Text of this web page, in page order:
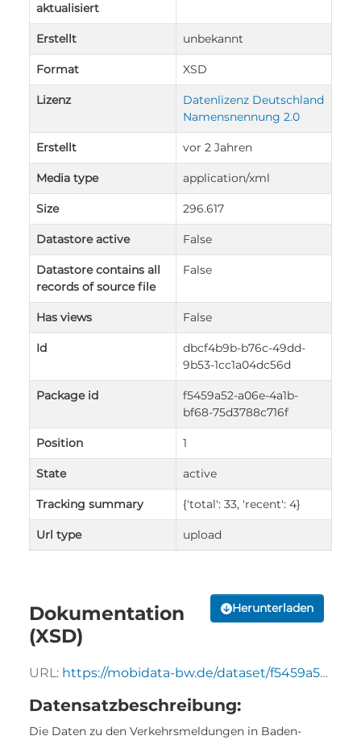
Herunterladen
Dokumentation
(XSD)
URL: https://mobidata-bw.de/dataset/f5459a52-a06e-4a1b-bf68-75d3788c716f/resource/dbcf4b9b-b76c-49dd-9b53-1cc1a04dc56d/download/trafficandtravelevent.xsd
Datensatzbeschreibung:
Die Daten zu den Verkehrsmeldungen in Baden-
aktualisiert
Erstellt unbekannt
Format XSD
Lizenz
Datenlizenz Deutschland
Namensnennung 2.0
Erstellt vor 2 Jahren
Media type application/xml
Size 296.617
Datastore active False
Datastore contains all
records of source file
False
Has views False
Id
dbcf4b9b-b76c-49dd-
9b53-1cc1a04dc56d
Package id
f5459a52-a06e-4a1b-
bf68-75d3788c716f
Position 1
State active
Tracking summary {'total': 33, 'recent': 4}
Url type upload